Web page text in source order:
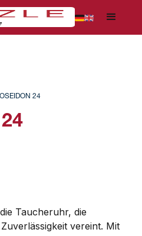
24
Taucheruhr, die
vereint. Mit